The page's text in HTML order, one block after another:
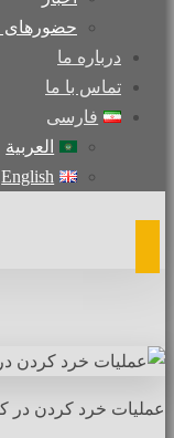
حضورهای
درباره ما
تماس با ما
فارسی
العربية
English
عملیات خرد کردن در